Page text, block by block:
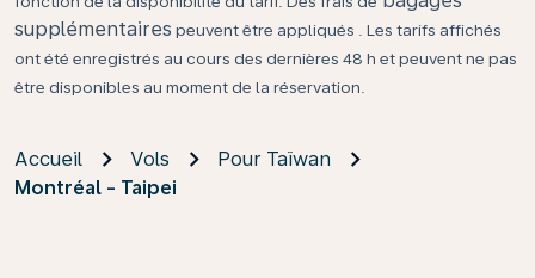
supplémentaires peuvent être appliqués . Les tarifs affichés
ont été enregistrés au cours des dernières 48 h et peuvent ne pas
être disponibles au moment de la réservation.
Accueil Vols
Pour Taïwan
Montréal - Taipei